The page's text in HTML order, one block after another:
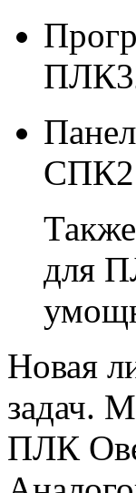
для
Новая
задач.
ПЛК